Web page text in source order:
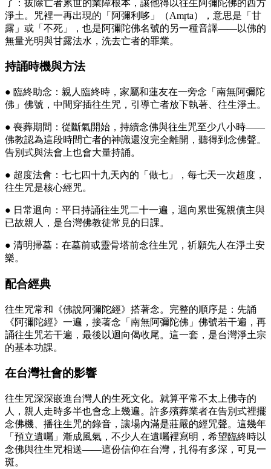
了：拔除亡者累世的業障根本，讓他得以往生阿彌陀佛的西方
淨土。咒裡一再出現的「阿彌利哆」（Amṛta），意思是「甘
露」或「不死」，也是阿彌陀佛名號的另一種音譯——以佛的
無量光明與甘露法水，洗去亡者的罪業。
持誦時機與方法
● 臨終助念：親人臨終時，家屬和蓮友在一旁念「南無阿彌陀
佛」佛號，中間穿插往生咒，引導亡者放下執著、往生淨土。
● 喪葬期間：從斷氣開始，持續念佛與往生咒至少八小時——
佛教認為這段時間亡者的神識還沒完全離開，聽得到念佛聲。
告別式與法會上也會大量持誦。
● 超度法會：七七四十九天內的「做七」，每七天一次超度，
往生咒是核心經咒。
● 日常迴向：平日持誦往生咒二十一遍，迴向累世冤親債主與
已故親人，是台灣佛教徒常見的日課。
● 清明掃墓：在墓前或靈骨塔前念往生咒，祈願先人在淨土安
樂。
配合經典
往生咒常和《佛說阿彌陀經》搭著念。完整的順序是：先誦
《阿彌陀經》一遍，接著念「南無阿彌陀佛」佛號若干遍，再
誦往生咒若干遍，最後以迴向偈收尾。這一套，是台灣淨土宗
的基本功課。
在台灣社會的影響
往生咒深深嵌進台灣人的生死文化。就算平常不太上佛寺的
人，親人走時多半也會念上幾遍。許多殯葬業者在告別式裡擺
念佛機、播往生咒的錄音，讓場內滿是莊嚴的經咒聲。這幾年
「預立遺囑」漸成風氣，不少人在遺囑裡寫明，希望臨終時以
念佛與往生咒相送——這份信仰在台灣，扎得有多深，可見一
斑。